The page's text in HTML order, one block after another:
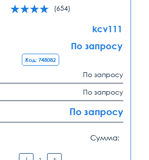
(654)
kcv111
По запросу
Код: 748082
По запросу
По запросу
По запросу
Сумма: